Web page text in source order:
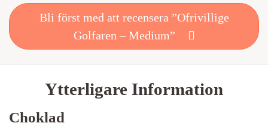
Bli först med att recensera ”Ofrivillige
Golfaren – Medium”
Ytterligare Information
Choklad